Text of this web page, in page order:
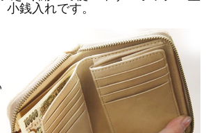
小銭入れです。